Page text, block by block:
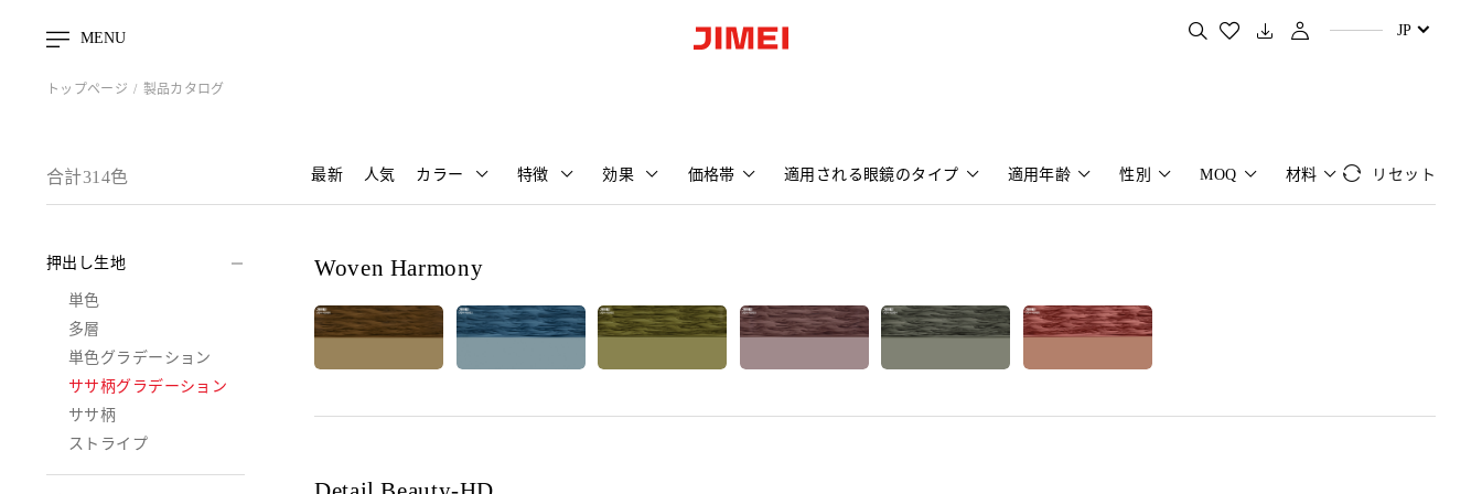
MENU
お好きな商品を検索する JP
トップページ 製品カタログ
合計314色 最新 人気 カラー 特徴 効果 価格帯 適用される眼鏡のタイプ 適用年齢 性別 MOQ 材料 リセット
押出し生地
単色
多層
単色グラデーション
ササ柄グラデーション
ササ柄
ストライプ
Woven Harmony